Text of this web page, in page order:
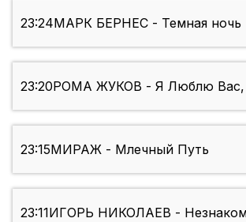
23:24МАРК БЕРНЕС - Темная ночь
23:20РОМА ЖУКОВ - Я Люблю Вас,
23:15МИРАЖ - Млечный Путь
23:11ИГОРЬ НИКОЛАЕВ -